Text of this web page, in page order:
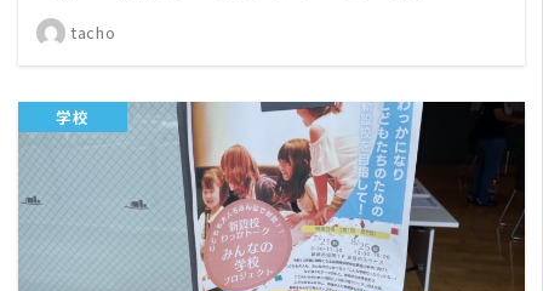
tacho
学校
READ MORE